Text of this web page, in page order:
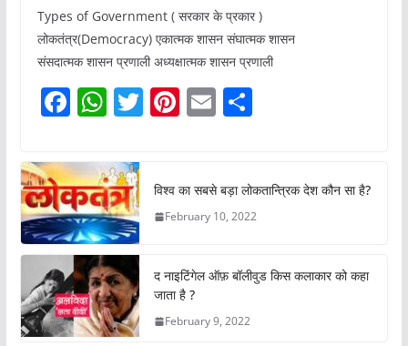
Types of Government ( सरकार के प्रकार )
लोकतंत्र(Democracy) एकात्मक शासन संघात्मक शासन
संसदात्मक शासन प्रणाली अध्यक्षात्मक शासन प्रणाली
F
c
e
b
o
o
k
W
at
s
A
p
p
T
er
Pi
e
st
E
l
S
e
विश्व का सबसे बड़ा लोकतान्त्रिक देश कौन सा है?
February 10, 2022
द नाइटिंगेल ऑफ़ बॉलीवुड किस कलाकार को कहा
जाता है ?
February 9, 2022